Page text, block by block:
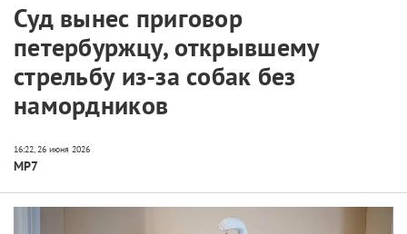
Суд вынес приговор
петербуржцу, открывшему
стрельбу из-за собак без
намордников
МР7